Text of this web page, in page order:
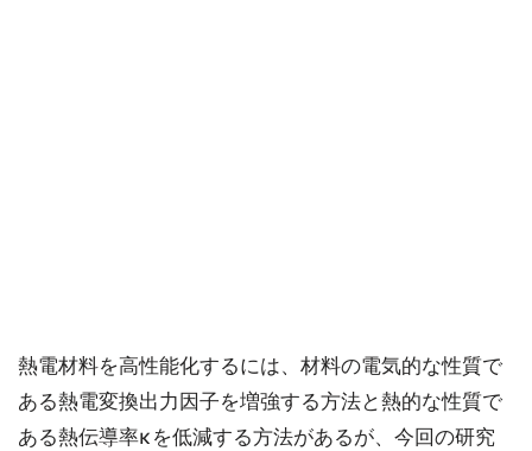
熱電材料を高性能化するには、材料の電気的な性質で
ある熱電変換出力因子を増強する方法と熱的な性質で
ある熱伝導率κを低減する方法があるが、今回の研究